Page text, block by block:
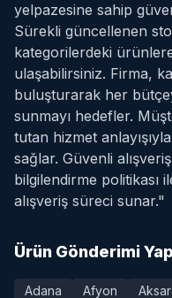
yelpazesine sahip
Sürekli güncellenen
kategorilerdeki
ulaşabilirsiniz. Firma,
buluşturarak her
sunmayı hedefler.
tutan hizmet
sağlar. Güvenli
bilgilendirme politikası
alışveriş süreci sunar."
Ürün Gönderimi
Adana Afyon